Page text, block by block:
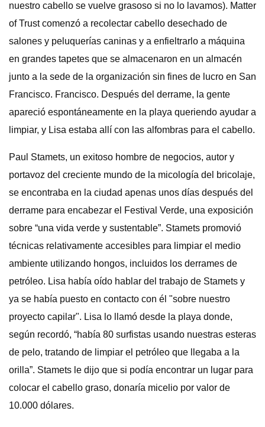
nuestro cabello se vuelve grasoso si no lo lavamos). Matter
of Trust comenzó a recolectar cabello desechado de
salones y peluquerías caninas y a enfieltrarlo a máquina
en grandes tapetes que se almacenaron en un almacén
junto a la sede de la organización sin fines de lucro en San
Francisco. Francisco. Después del derrame, la gente
apareció espontáneamente en la playa queriendo ayudar a
limpiar, y Lisa estaba allí con las alfombras para el cabello.
Paul Stamets, un exitoso hombre de negocios, autor y
portavoz del creciente mundo de la micología del bricolaje,
se encontraba en la ciudad apenas unos días después del
derrame para encabezar el Festival Verde, una exposición
sobre “una vida verde y sustentable”. Stamets promovió
técnicas relativamente accesibles para limpiar el medio
ambiente utilizando hongos, incluidos los derrames de
petróleo. Lisa había oído hablar del trabajo de Stamets y
ya se había puesto en contacto con él "sobre nuestro
proyecto capilar". Lisa lo llamó desde la playa donde,
según recordó, “había 80 surfistas usando nuestras esteras
de pelo, tratando de limpiar el petróleo que llegaba a la
orilla”. Stamets le dijo que si podía encontrar un lugar para
colocar el cabello graso, donaría micelio por valor de
10.000 dólares.